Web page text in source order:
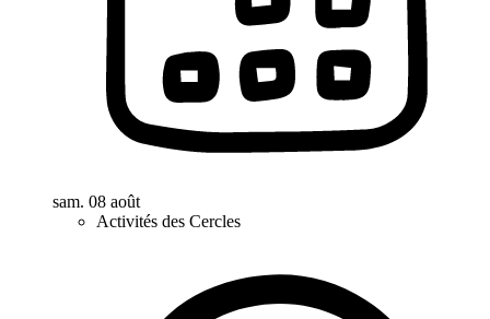
sam. 08 août
Activités des Cercles